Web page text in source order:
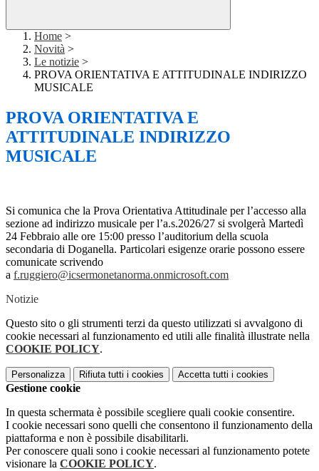
Home >
Novità >
Le notizie >
PROVA ORIENTATIVA E ATTITUDINALE INDIRIZZO
MUSICALE
PROVA ORIENTATIVA E
ATTITUDINALE INDIRIZZO
MUSICALE
Si comunica che la Prova Orientativa Attitudinale per l’accesso alla
sezione ad indirizzo musicale per l’a.s.2026/27 si svolgerà Martedì
24 Febbraio alle ore 15:00 presso l’auditorium della scuola
secondaria di Doganella. Particolari esigenze orarie possono essere
comunicate scrivendo
a f.ruggiero@icsermonetanorma.onmicrosoft.com
Notizie
Questo sito o gli strumenti terzi da questo utilizzati si avvalgono di
cookie necessari al funzionamento ed utili alle finalità illustrate nella
COOKIE POLICY.
Personalizza Rifiuta tutti i cookies Accetta tutti i cookies
Gestione cookie
In questa schermata è possibile scegliere quali cookie consentire.
I cookie necessari sono quelli che consentono il funzionamento della
piattaforma e non è possibile disabilitarli.
Per conoscere quali sono i cookie necessari al funzionamento potete
visionare la COOKIE POLICY.